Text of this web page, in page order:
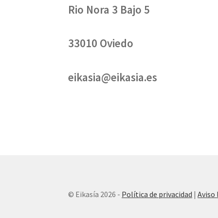
Rio Nora 3 Bajo 5
33010 Oviedo
eikasia@eikasia.es
© Eikasía 2026 - Política de privacidad |Aviso